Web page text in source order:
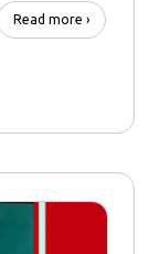
Read more ›